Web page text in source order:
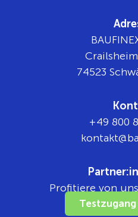
74523
+49 800
b@tka
tnok
Profitiere von